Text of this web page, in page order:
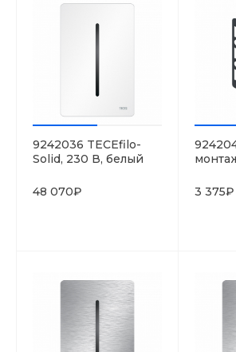
9242036 TECEfilo-
Solid, 230 В, белый
48 070₽
3 375₽